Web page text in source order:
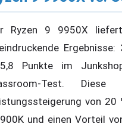
Ryzen 9 9950X
Punkte im
Test. Diese
von 20
und einen Vorteil